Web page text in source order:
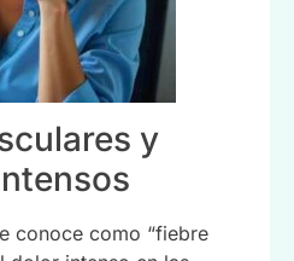
y
conoce como “fiebre